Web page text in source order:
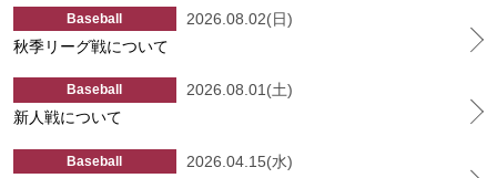
Baseball
2026.08.02(日)
秋季リーグ戦について
Baseball
2026.08.01(土)
新人戦について
Baseball
2026.04.15(水)